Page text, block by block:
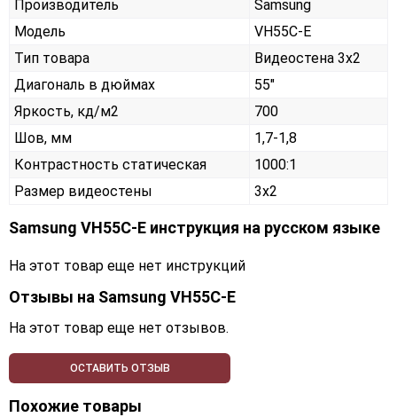
Производитель
Samsung
Модель
VH55C-E
Тип товара
Видеостена 3х2
Диагональ в дюймах
55"
Яркость, кд/м2
700
Шов, мм
1,7-1,8
Контрастность статическая
1000:1
Размер видеостены
3x2
Samsung VH55C-E инструкция на русском языке
На этот товар еще нет инструкций
Отзывы на Samsung VH55C-E
На этот товар еще нет отзывов.
ОСТАВИТЬ ОТЗЫВ
Похожие товары